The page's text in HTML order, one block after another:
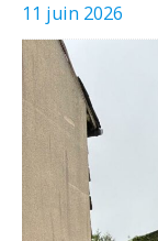
11 juin 2026